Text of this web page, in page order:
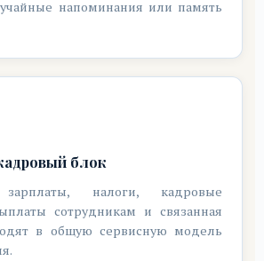
напоминания или память
блок
зарплаты, налоги, кадровые
сотрудникам и связанная
в общую сервисную модель